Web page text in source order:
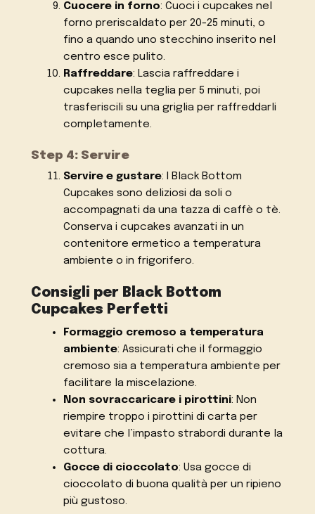
Cuocere in forno: Cuoci i cupcakes nel
forno preriscaldato per 20-25 minuti, o
fino a quando uno stecchino inserito nel
centro esce pulito.
Raffreddare: Lascia raffreddare i
cupcakes nella teglia per 5 minuti, poi
trasferiscili su una griglia per raffreddarli
completamente.
Step 4: Servire
Servire e gustare: I Black Bottom
Cupcakes sono deliziosi da soli o
accompagnati da una tazza di caffè o tè.
Conserva i cupcakes avanzati in un
contenitore ermetico a temperatura
ambiente o in frigorifero.
Consigli per Black Bottom
Cupcakes Perfetti
Formaggio cremoso a temperatura
ambiente: Assicurati che il formaggio
cremoso sia a temperatura ambiente per
facilitare la miscelazione.
Non sovraccaricare i pirottini: Non
riempire troppo i pirottini di carta per
evitare che l’impasto strabordi durante la
cottura.
Gocce di cioccolato: Usa gocce di
cioccolato di buona qualità per un ripieno
più gustoso.